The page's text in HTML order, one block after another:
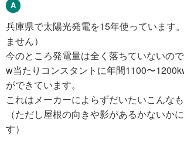
兵庫県で太陽光発電を15年使っています
ません）
今のところ発電量は全く落ちていないの
w当たりコンスタントに年間1100〜
ができています。
これはメーカーによらずだいたいこんなも
（ただし屋根の向きや影があるかないか
す）